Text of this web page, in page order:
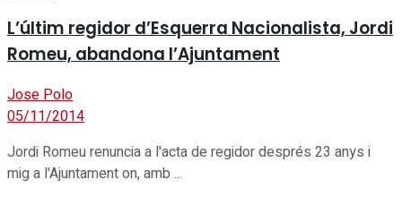
L’últim regidor d’Esquerra Nacionalista, Jordi
Romeu, abandona l’Ajuntament
Jose Polo
05/11/2014
Jordi Romeu renuncia a l'acta de regidor després 23 anys i
mig a l'Ajuntament on, amb ...